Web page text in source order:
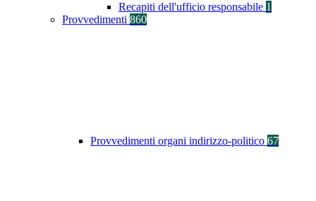
Recapiti dell'ufficio responsabile 1
Provvedimenti 860
Provvedimenti organi indirizzo-politico 67